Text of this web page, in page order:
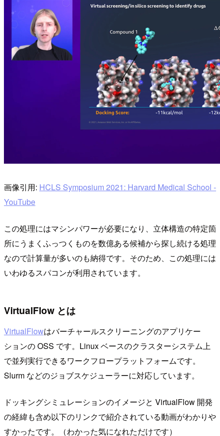
画像引用: HCLS Symposium 2021: Harvard Medical School -
YouTube
この処理にはマシンパワーが必要になり、立体構造の特定箇
所にうまくふっつくものを数億ある候補から探し続ける処理
なので計算量が多いのも納得です。そのため、この処理には
いわゆるスパコンが利用されています。
VirtualFlow とは
VirtualFlowはバーチャールスクリーニングのアプリケー
ションの OSS です。Linux ベースのクラスターシステム上
で並列実行できるワークフロープラットフォームです。
Slurm などのジョブスケジューラーに対応しています。
ドッキングシミュレーションのイメージと VirtualFlow 開発
の経緯も含め以下のリンクで紹介されている動画がわかりや
すかったです。（わかった気になれただけです）